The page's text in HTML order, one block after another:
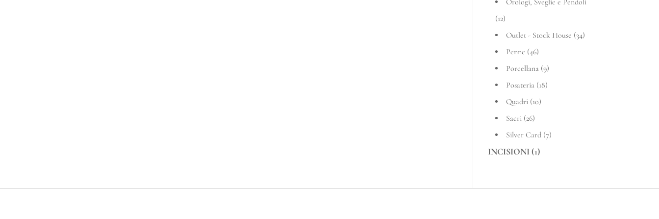
Orologi, Sveglie e Pendoli
(12)
Outlet - Stock House (34)
Penne (46)
Porcellana (9)
Posateria (18)
Quadri (10)
Sacri (26)
Silver Card (7)
INCISIONI (1)